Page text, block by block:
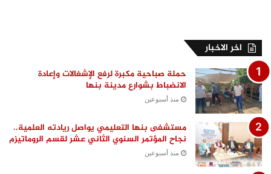
اخر الاخبار
حملة صباحية مكبرة لرفع الإشغالات وإعادة
الانضباط بشوارع مدينة بنها
منذ أسبوعين
مستشفى بنها التعليمي يواصل ريادته العلمية..
نجاح المؤتمر السنوي الثاني عشر لقسم الروماتيزم
منذ أسبوعين